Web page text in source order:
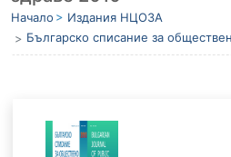
Начало
Издания НЦОЗА
Българско списание за